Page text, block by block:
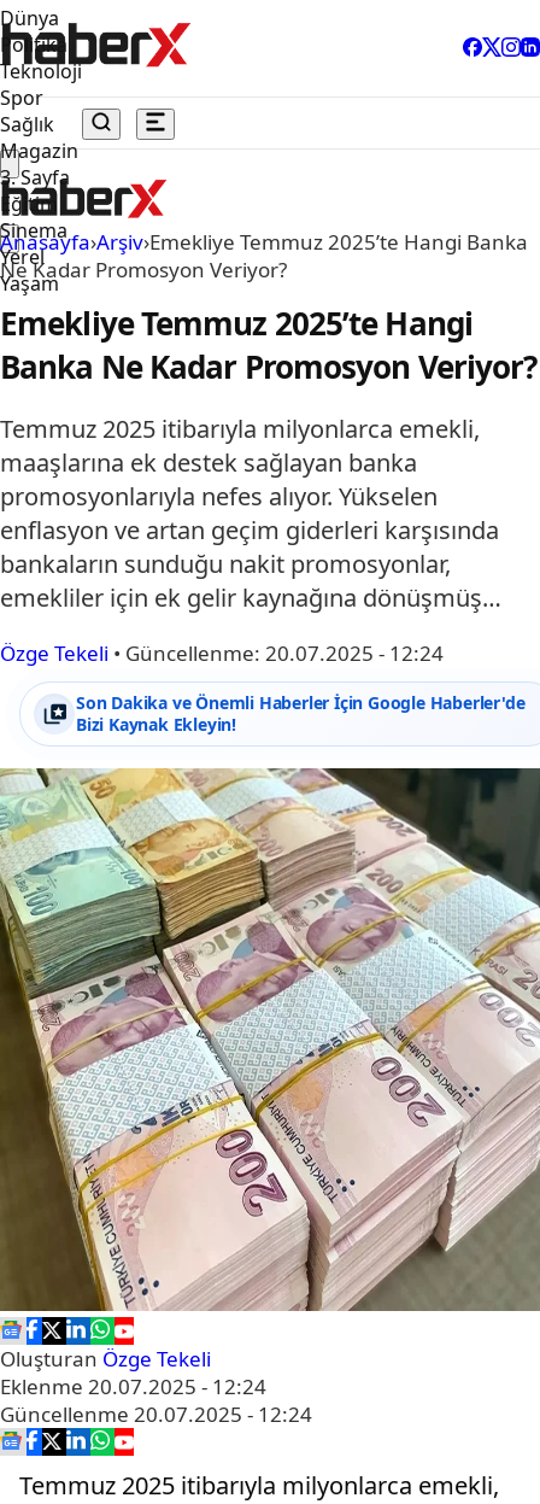
Dünya
Politika
Teknoloji
Spor
Sağlık
Magazin
3. Sayfa
Eğitim
Sinema
Yerel
Yaşam
Anasayfa›Arşiv›Emekliye Temmuz 2025’te Hangi Banka
Ne Kadar Promosyon Veriyor?
Emekliye Temmuz 2025’te Hangi
Banka Ne Kadar Promosyon Veriyor?
Temmuz 2025 itibarıyla milyonlarca emekli,
maaşlarına ek destek sağlayan banka
promosyonlarıyla nefes alıyor. Yükselen
enflasyon ve artan geçim giderleri karşısında
bankaların sunduğu nakit promosyonlar,
emekliler için ek gelir kaynağına dönüşmüş…
Özge Tekeli • Güncellenme: 20.07.2025 - 12:24
Son Dakika ve Önemli Haberler İçin Google Haberler'de
Bizi Kaynak Ekleyin!
Oluşturan Özge Tekeli
Eklenme 20.07.2025 - 12:24
Güncellenme 20.07.2025 - 12:24
Temmuz 2025 itibarıyla milyonlarca emekli,